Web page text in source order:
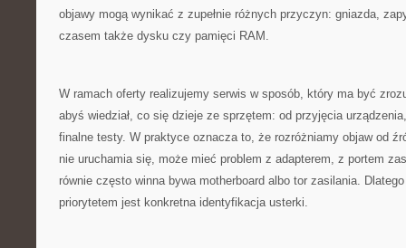
objawy mogą wynikać z zupełnie różnych przyczyn: gniazda,
czasem także dysku czy pamięci RAM.
W ramach oferty realizujemy serwis w sposób, który ma być
abyś wiedział, co się dzieje ze sprzętem: od przyjęcia
finalne testy. W praktyce oznacza to, że rozróżniamy objaw od
nie uruchamia się, może mieć problem z adapterem, z portem
równie często winna bywa motherboard albo tor zasilania. Dlatego
priorytetem jest konkretna identyfikacja usterki.